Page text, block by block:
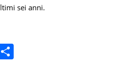
sei anni.